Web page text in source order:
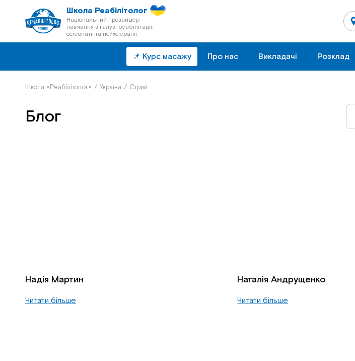
Школа Реабілітолог
Національний провайдер
навчання в галузі реабілітації,
остеопатії та психотерапії
📌 Курс масажу Про нас Викладачі Розклад
Школа «Реабілітолог» / Україна / Стрий
Блог
Надія Мартин
Читати більше
Наталія Андрущенко
Читати більше